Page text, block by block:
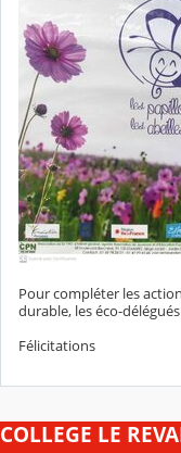
Pour compléter les
durable, les éco-
Félicitations
COLLEGE LE